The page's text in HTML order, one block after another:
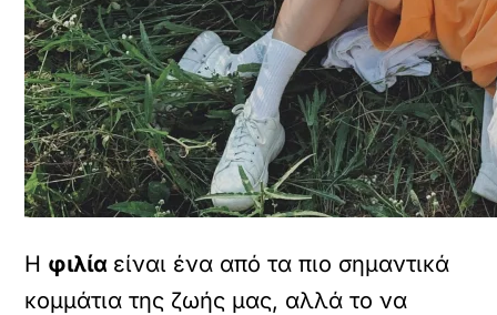
Η φιλία είναι ένα από τα πιο σημαντικά
κομμάτια της ζωής μας, αλλά το να